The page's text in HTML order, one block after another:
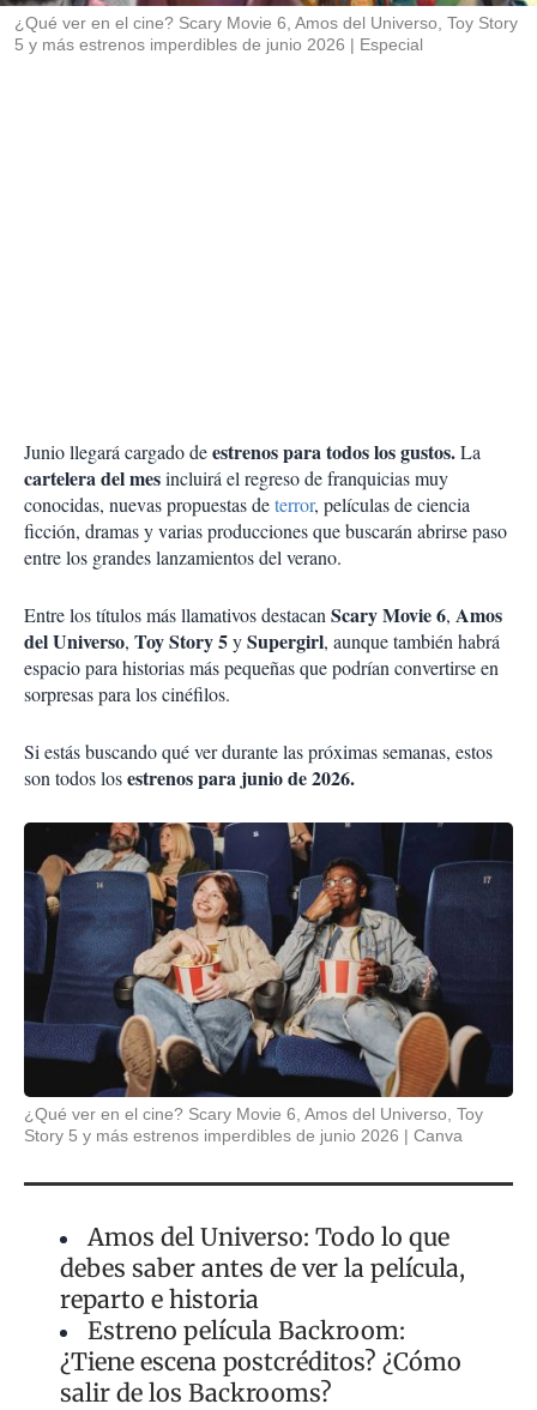
¿Qué ver en el cine? Scary Movie 6, Amos del Universo, Toy Story
5 y más estrenos imperdibles de junio 2026
Especial
Junio llegará cargado deestrenos para todos los gustos.La
cartelera del mesincluirá el regreso de franquicias muy
conocidas, nuevas propuestas deterror, películas de ciencia
ficción, dramas y varias producciones que buscarán abrirse paso
entre los grandes lanzamientos del verano.
Entre los títulos más llamativos destacanScary Movie 6, Amos
del Universo, Toy Story 5ySupergirl, aunque también habrá
espacio para historias más pequeñas que podrían convertirse en
sorpresas para los cinéfilos.
Si estás buscando qué ver durante las próximas semanas, estos
son todos losestrenos para junio de 2026.
¿Qué ver en el cine? Scary Movie 6, Amos del Universo, Toy
Story 5 y más estrenos imperdibles de junio 2026
Canva
Amos del Universo: Todo lo que
debes saber antes de ver la película,
reparto e historia
Estreno película Backroom:
¿Tiene escena postcréditos? ¿Cómo
salir de los Backrooms?